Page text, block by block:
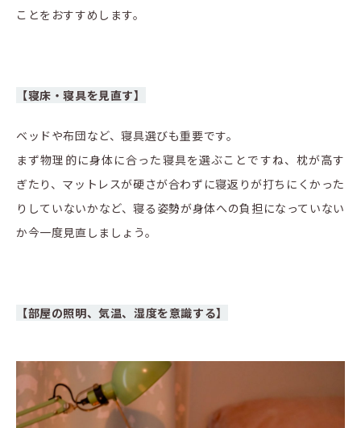
ことをおすすめします。
【寝床・寝具を見直す】
ベッドや布団など、寝具選びも重要です。
まず物理的に身体に合った寝具を選ぶことですね、枕が高す
ぎたり、マットレスが硬さが合わずに寝返りが打ちにくかった
りしていないかなど、寝る姿勢が身体への負担になっていない
か今一度見直しましょう。
【部屋の照明、気温、湿度を意識する】